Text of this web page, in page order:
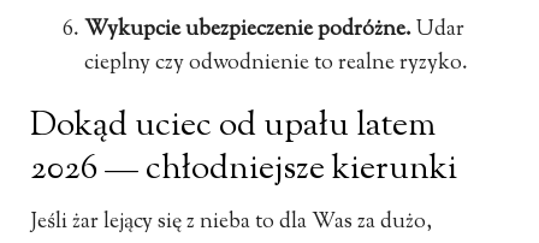
Wykupcie ubezpieczenie podróżne.Udar
cieplny czy odwodnienie to realne ryzyko.
Dokąd uciec od upału latem
2026 — chłodniejsze kierunki
Jeśli żar lejący się z nieba to dla Was za dużo,